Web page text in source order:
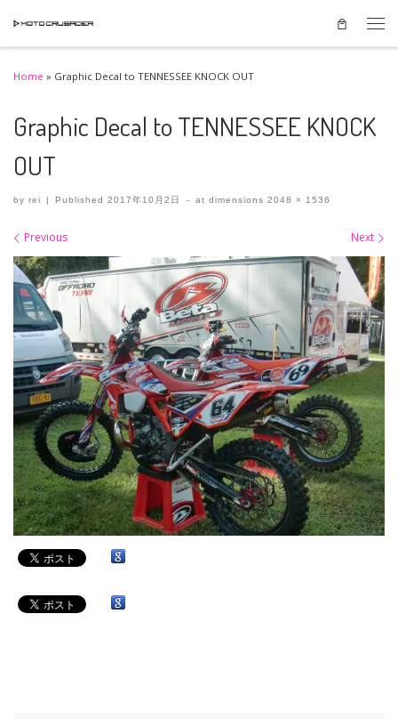
Skip to content
Home » Graphic Decal to TENNESSEE KNOCK OUT
Graphic Decal to TENNESSEE KNOCK
OUT
by rei | Published2017年10月2日 - at dimensions 2048 × 1536
Images navigation
Previous Next